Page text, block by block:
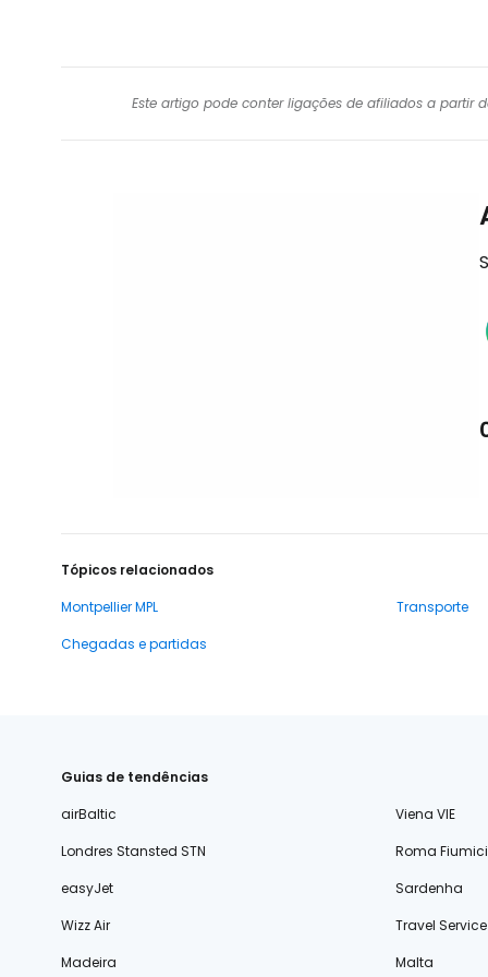
Este artigo pode conter ligações de afiliados a partir
Tópicos relacionados
Montpellier MPL
Transporte
Chegadas e partidas
Guias de tendências
airBaltic
Viena VIE
Londres Stansted STN
Roma
easyJet
Sardenha
Wizz Air
Travel Service
Madeira
Malta